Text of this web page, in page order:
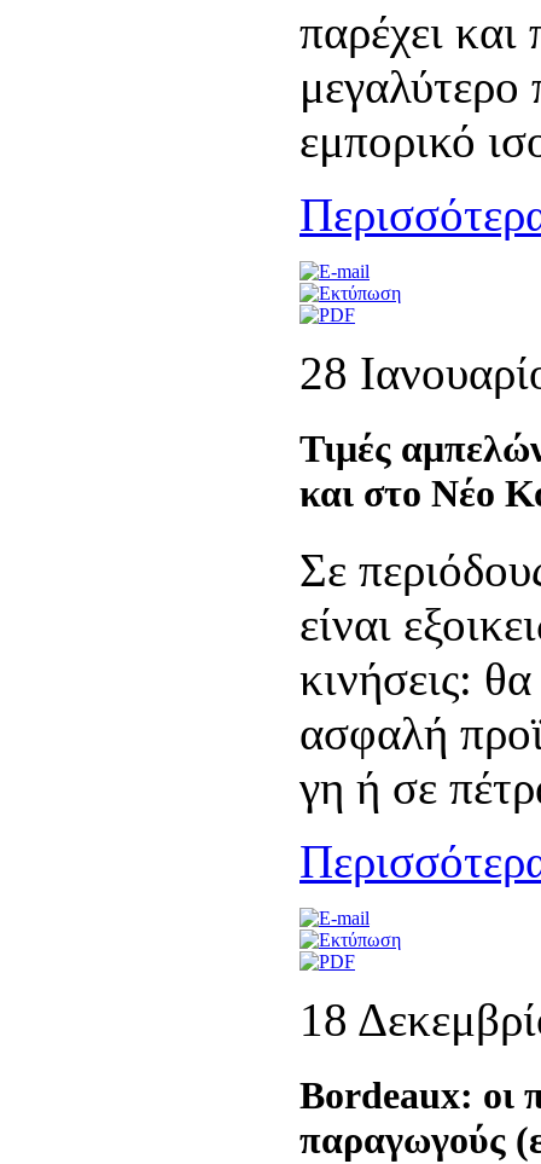
παρέχει και
μεγαλύτερο
εμπορικό
28
Τιμές
και στο Νέο
Σε
είναι
κινήσεις:
ασφαλή
γη ή σε
18
Bordeaux: οι
παραγωγούς